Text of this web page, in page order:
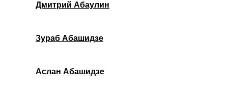
Дмитрий Абаулин
Зураб Абашидзе
Аслан Абашидзе